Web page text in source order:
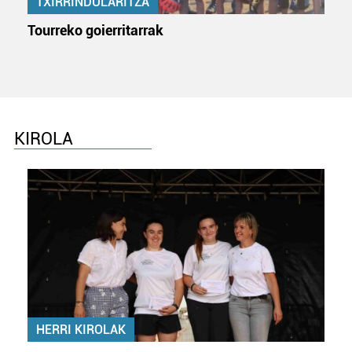
Tourreko goierritarrak
KIROLA
HERRI KIROLAK